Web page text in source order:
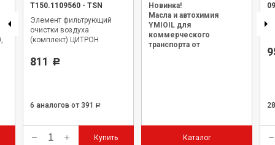
Т150.1109560 - TSN
Элемент фильтрующий
очистки воздуха
(комплект) ЦИТРОН
811 Р
6 аналогов от 391 Р
Купить
Новинка!
Масла и автохимия
YMIOIL для
коммерческого
транспорта от
Каталог